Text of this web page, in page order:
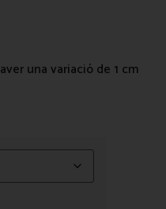
una variació de 1 cm